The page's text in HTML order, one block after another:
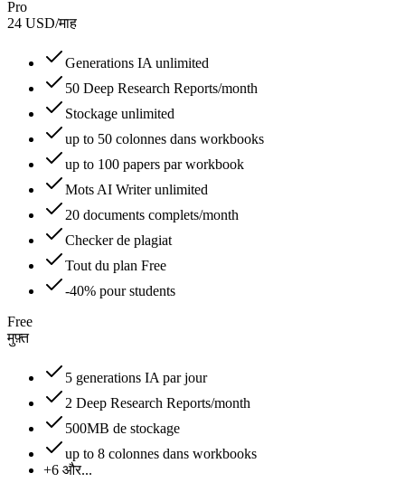
Pro
24 USD/माह
Generations IA unlimited
50 Deep Research Reports/month
Stockage unlimited
up to 50 colonnes dans workbooks
up to 100 papers par workbook
Mots AI Writer unlimited
20 documents complets/month
Checker de plagiat
Tout du plan Free
-40% pour students
Free
मुफ़्त
5 generations IA par jour
2 Deep Research Reports/month
500MB de stockage
up to 8 colonnes dans workbooks
+6 और...